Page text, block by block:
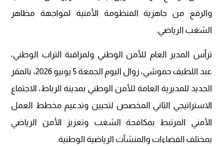
والرفع من جاهزية المنظومة الأمنية لمواجهة مظاهر
الشغب الرياضي.
ترأس المدير العام للأمن الوطني ولمراقبة التراب الوطني،
عبد اللطيف حموشي، زوال اليوم الجمعة 5 يونيو 2026، بالمقر
الجديد للمديرية العامة للأمن الوطني بمدينة الرباط، الاجتماع
الاستراتيجي الثاني المخصص لتحيين وتدعيم مخطط العمل
الأمني المرتبط بمكافحة الشغب وتعزيز الأمن الرياضي
بمختلف الفضاءات والمنشآت الرياضية الوطنية.